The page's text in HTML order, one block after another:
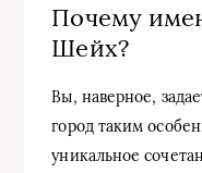
Почему
Шейх?
Вы, наверное,
город таким
уникальное